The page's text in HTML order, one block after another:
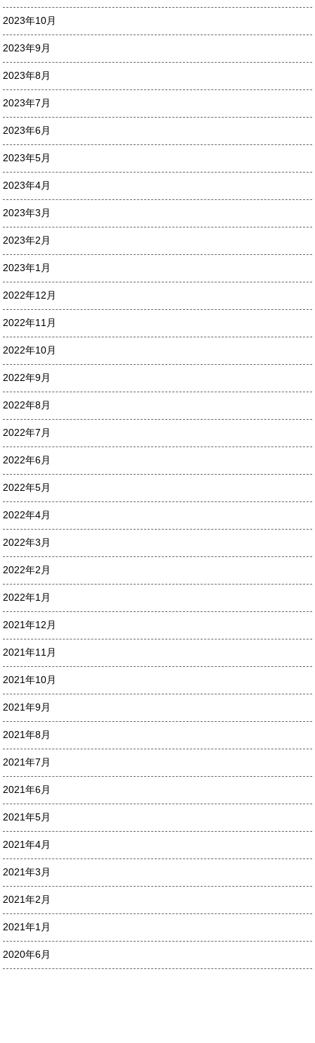
2023年10月
2023年9月
2023年8月
2023年7月
2023年6月
2023年5月
2023年4月
2023年3月
2023年2月
2023年1月
2022年12月
2022年11月
2022年10月
2022年9月
2022年8月
2022年7月
2022年6月
2022年5月
2022年4月
2022年3月
2022年2月
2022年1月
2021年12月
2021年11月
2021年10月
2021年9月
2021年8月
2021年7月
2021年6月
2021年5月
2021年4月
2021年3月
2021年2月
2021年1月
2020年6月